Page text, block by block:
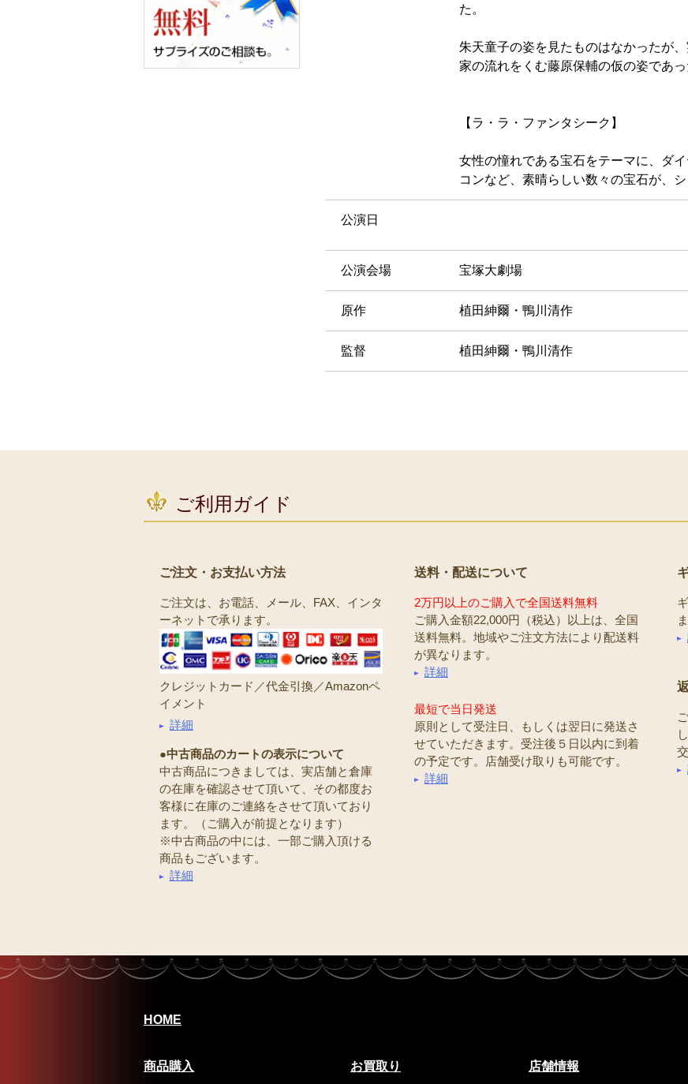
た。
朱天童子の姿を見たものはなかったが
家の流れをくむ藤原保輔の仮の姿であ
【ラ・ラ・ファンタシーク】
女性の憧れである宝石をテーマに、ダ
コンなど、素晴らしい数々の宝石が、
公演日
公演会場 宝塚大劇場
原作 植田紳爾・鴨川清作
監督 植田紳爾・鴨川清作
ご利用ガイド
ご注文・お支払い方法
ご注文は、お電話、メール、FAX、インタ
ーネットで承ります。
クレジットカード／代金引換／Amazonペ
イメント
詳細
●中古商品のカートの表示について
中古商品につきましては、実店舗と倉庫
の在庫を確認させて頂いて、その都度お
客様に在庫のご連絡をさせて頂いており
ます。（ご購入が前提となります）
※中古商品の中には、一部ご購入頂ける
商品もございます。
詳細
送料・配送について
2万円以上のご購入で全国送料無料
ご購入金額22,000円（税込）以上は、全国
送料無料。地域やご注文方法により配送料
が異なります。
詳細
最短で当日発送
原則として受注日、もしくは翌日に発送さ
せていただきます。受注後５日以内に到着
の予定です。店舗受け取りも可能です。
詳細
HOME
商品購入 お買取り 店舗情報